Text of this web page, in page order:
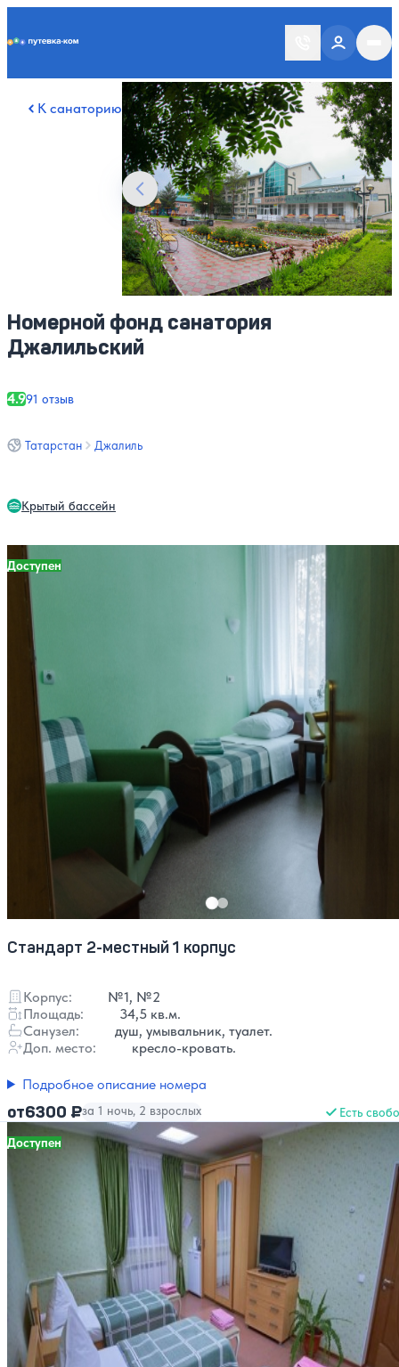
К санаторию
Смотреть все фото32
Номерной фонд санатория
Джалильский
Татарстан Джалиль
Крытый бассейн
4.991 отзыв
Доступен
Стандарт 2-местный 1 корпус
Корпус:
№1, №2
Площадь:
34,5 кв.м.
Санузел:
душ, умывальник, туалет.
Доп. место:
кресло-кровать.
Подробное описание номера
от6300 ₽за 1 ночь, 2 взрослых Есть
Доступен